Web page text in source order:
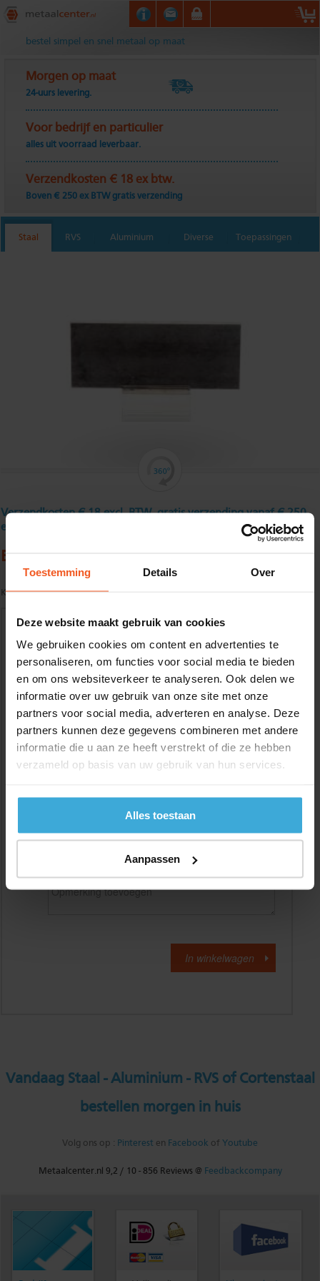
Toestemming Details Over
Deze website maakt gebruik van cookies
We gebruiken cookies om content en advertenties te
personaliseren, om functies voor social media te bieden
en om ons websiteverkeer te analyseren. Ook delen we
informatie over uw gebruik van onze site met onze
partners voor social media, adverteren en analyse. Deze
partners kunnen deze gegevens combineren met andere
informatie die u aan ze heeft verstrekt of die ze hebben
verzameld op basis van uw gebruik van hun services.
Alles toestaan
Aanpassen
Metaalcenter.nl
bestel simpel en snel metaal op maat
Morgen op maat
24-uurs levering.
Voor bedrijf en particulier
alles uit voorraad leverbaar.
Verzendkosten € 18 ex btw.
Boven € 250 ex BTW gratis verzending
Staal RVS Aluminium Diverse Toepassingen
Verzendkosten € 18 excl. BTW, gratis verzending vanaf € 250
excl. BTW
Blank platstaal 75 x 12 mm
Kwaliteit: S235JRG2C+C tol. vlgs. DIN 671/ EN 10278
Gewenste
lengtemaat in
(max. 2000 mm)
+/- 2 mm lengtetolerantie
Materiaalkosten
Alle bedragen zijn excl. 21% BTW
Vandaag Staal - Aluminium - RVS of Cortenstaal
bestellen morgen in huis
Volg ons op : Pinterest en Facebook of Youtube
Metaalcenter.nl 9,2 / 10 -856 Reviews @ Feedbackcompany